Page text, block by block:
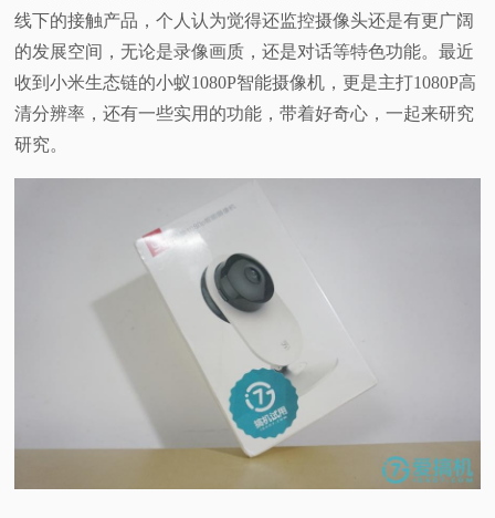
讯
测
验
线下的接触产品，个人认为觉得还监控摄像头还是有更广阔
的发展空间，无论是录像画质，还是对话等特色功能。最近
收到小米生态链的小蚁1080P智能摄像机，更是主打1080P高
清分辨率，还有一些实用的功能，带着好奇心，一起来研究
研究。